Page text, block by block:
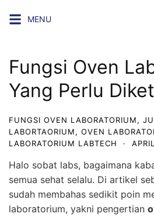
MENU
Fungsi Oven
Yang Perlu
FUNGSI OVEN LABORATORIUM,
LABORTAORIUM, OVEN
LABORATORIUM LABTECH
·
Halo sobat labs, bagaimana
semua sehat selalu. Di artikel
sudah membahas sedikit poin
laboratorium, yakni pengertian